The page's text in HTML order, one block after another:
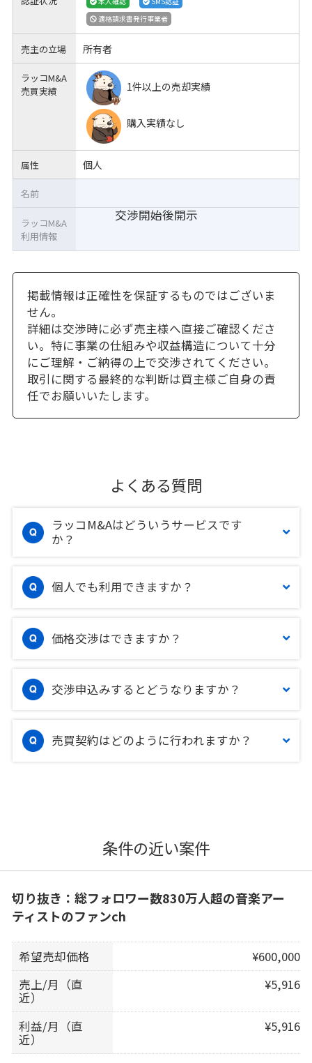
適格請求書発行事業者
売主の立場 所有者
ラッコM&A
売買実績
1件以上の売却実績
購入実績なし
属性 個人
交渉開始後開示
名前
ラッコM&A
利用情報
掲載情報は正確性を保証するものではございま
せん。
詳細は交渉時に必ず売主様へ直接ご確認くださ
い。特に事業の仕組みや収益構造について十分
にご理解・ご納得の上で交渉されてください。
取引に関する最終的な判断は買主様ご自身の責
任でお願いいたします。
よくある質問
ラッコM&Aはどういうサービスです
か？
個人でも利用できますか？
価格交渉はできますか？
交渉申込みするとどうなりますか？
売買契約はどのように行われますか？
条件の近い案件
切り抜き：総フォロワー数830万人超の音楽アー
ティストのファンch
希望売却価格
¥600,000
売上/月（直
近）
¥5,916
利益/月（直
近）
¥5,916